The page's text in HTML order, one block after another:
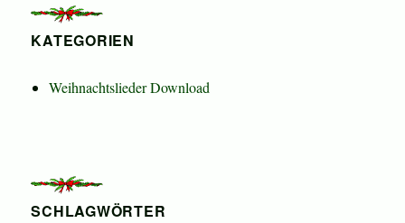
KATEGORIEN
Weihnachtslieder Download
SCHLAGWÖRTER